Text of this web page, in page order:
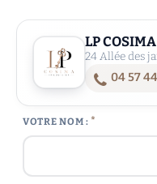
LP
24 Allée des
04 57
VOTRE NOM : *